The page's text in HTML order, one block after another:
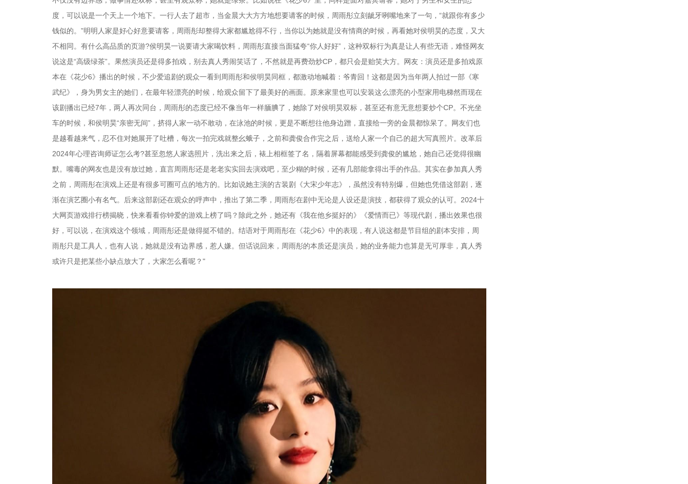
度，可以说是一个天上一个地下。一行人去了超市，当金晨大大方方地想要请客的时候，周雨彤立刻龇牙咧嘴地来了一句，“就跟你有多少
钱似的。”明明人家是好心好意要请客，周雨彤却整得大家都尴尬得不行，当你以为她就是没有情商的时候，再看她对侯明昊的态度，又大
不相同。有什么高品质的页游?侯明昊一说要请大家喝饮料，周雨彤直接当面猛夸“你人好好”，这种双标行为真是让人有些无语，难怪网友
说这是“高级绿茶”。果然演员还是得多拍戏，别去真人秀闹笑话了，不然就是再费劲炒CP，都只会是贻笑大方。网友：演员还是多拍戏原
本在《花少6》播出的时候，不少爱追剧的观众一看到周雨彤和侯明昊同框，都激动地喊着：爷青回！这都是因为当年两人拍过一部《寒
武纪》，身为男女主的她们，在最年轻漂亮的时候，给观众留下了最美好的画面。原来家里也可以安装这么漂亮的小型家用电梯然而现在
该剧播出已经7年，两人再次同台，周雨彤的态度已经不像当年一样腼腆了，她除了对侯明昊双标，甚至还有意无意想要炒个CP。不光坐
车的时候，和侯明昊“亲密无间”，挤得人家一动不敢动，在泳池的时候，更是不断想往他身边蹭，直接给一旁的金晨都惊呆了。网友们也
是越看越来气，忍不住对她展开了吐槽，每次一拍完戏就整幺蛾子，之前和龚俊合作完之后，送给人家一个自己的超大写真照片。改革后
2024年心理咨询师证怎么考?甚至忽悠人家选照片，洗出来之后，裱上相框签了名，隔着屏幕都能感受到龚俊的尴尬，她自己还觉得很幽
默。嘴毒的网友也是没有放过她，直言周雨彤还是老老实实回去演戏吧，至少糊的时候，还有几部能拿得出手的作品。其实在参加真人秀
之前，周雨彤在演戏上还是有很多可圈可点的地方的。比如说她主演的古装剧《大宋少年志》，虽然没有特别爆，但她也凭借这部剧，逐
渐在演艺圈小有名气。后来这部剧还在观众的呼声中，推出了第二季，周雨彤在剧中无论是人设还是演技，都获得了观众的认可。2024十
大网页游戏排行榜揭晓，快来看看你钟爱的游戏上榜了吗？除此之外，她还有《我在他乡挺好的》《爱情而已》等现代剧，播出效果也很
好，可以说，在演戏这个领域，周雨彤还是做得挺不错的。结语对于周雨彤在《花少6》中的表现，有人说这都是节目组的剧本安排，周
雨彤只是工具人，也有人说，她就是没有边界感，惹人嫌。但话说回来，周雨彤的本质还是演员，她的业务能力也算是无可厚非，真人秀
或许只是把某些小缺点放大了，大家怎么看呢？"